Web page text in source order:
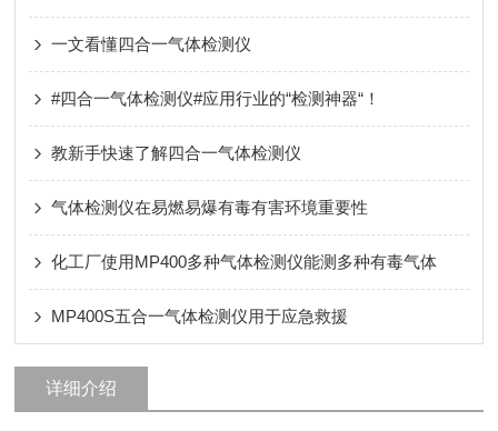
一文看懂四合一气体检测仪
#四合一气体检测仪#应用行业的“检测神器“！
教新手快速了解四合一气体检测仪
气体检测仪在易燃易爆有毒有害环境重要性
化工厂使用MP400多种气体检测仪能测多种有毒气体
MP400S五合一气体检测仪用于应急救援
详细介绍